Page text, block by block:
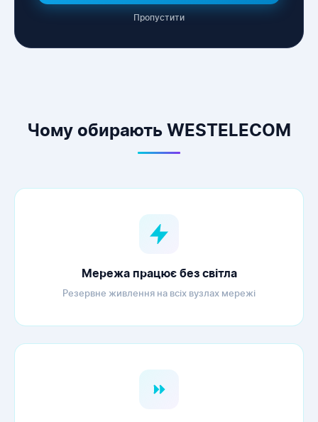
Пропустити
Чому обирають WESTELECOM
Мережа працює без світла
Резервне живлення на всіх вузлах мережі
WESTELECOM